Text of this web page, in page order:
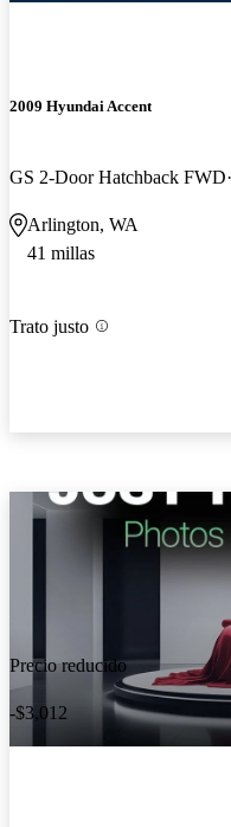
2009 Hyundai Accent
GS 2-Door Hatchback FWD
Arlington, WA
41 millas
Trato justo
Precio reducido
-$3,012